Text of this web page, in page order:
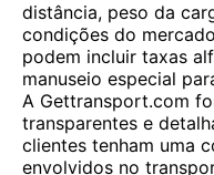
distância, peso da
condições do
podem incluir taxas
manuseio especial
A Gettransport.com
transparentes e
clientes tenham uma
envolvidos no